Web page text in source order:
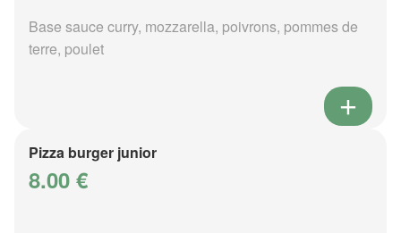
Base sauce curry, mozzarella, poivrons, pommes de
terre, poulet
Pizza burger junior
8.00 €